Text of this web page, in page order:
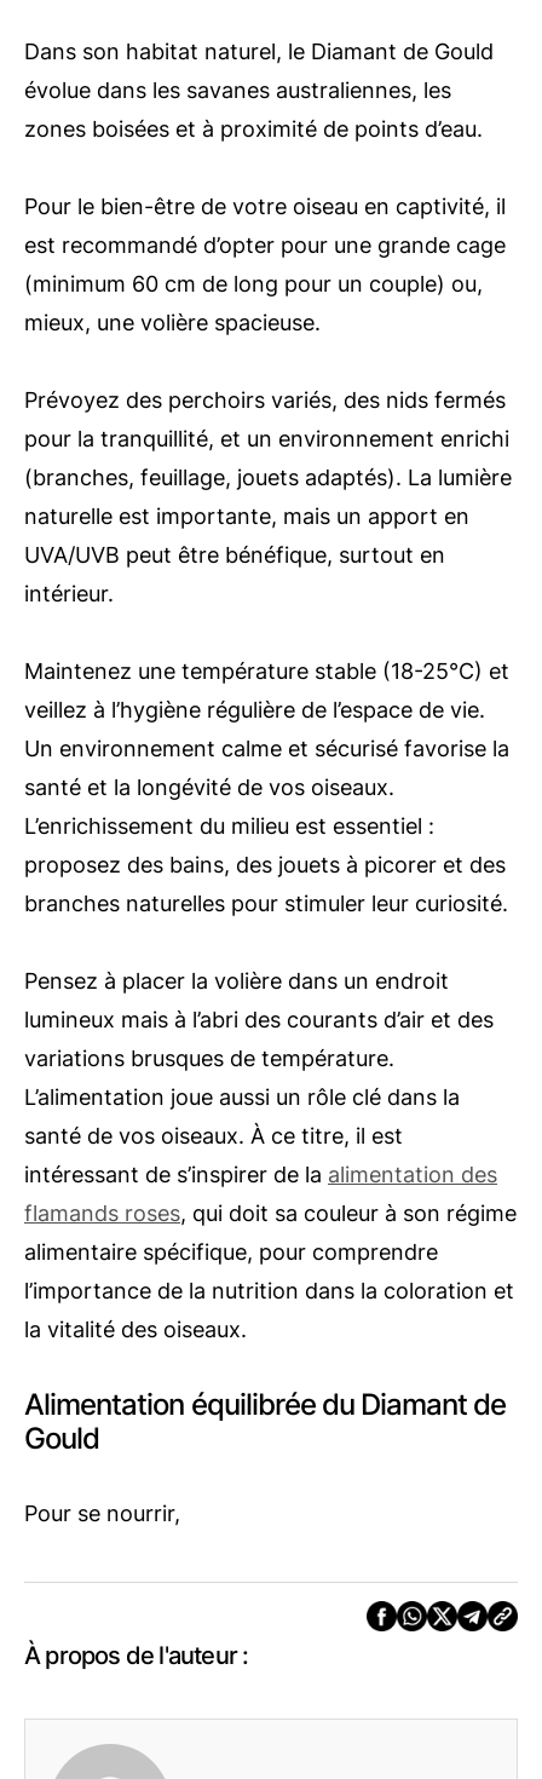
Dans son habitat naturel, le Diamant de Gould
évolue dans les savanes australiennes, les
zones boisées et à proximité de points d’eau.
Pour le bien-être de votre oiseau en captivité, il
est recommandé d’opter pour une grande cage
(minimum 60 cm de long pour un couple) ou,
mieux, une volière spacieuse.
Prévoyez des perchoirs variés, des nids fermés
pour la tranquillité, et un environnement enrichi
(branches, feuillage, jouets adaptés). La lumière
naturelle est importante, mais un apport en
UVA/UVB peut être bénéfique, surtout en
intérieur.
Maintenez une température stable (18-25°C) et
veillez à l’hygiène régulière de l’espace de vie.
Un environnement calme et sécurisé favorise la
santé et la longévité de vos oiseaux.
L’enrichissement du milieu est essentiel :
proposez des bains, des jouets à picorer et des
branches naturelles pour stimuler leur curiosité.
Pensez à placer la volière dans un endroit
lumineux mais à l’abri des courants d’air et des
variations brusques de température.
L’alimentation joue aussi un rôle clé dans la
santé de vos oiseaux. À ce titre, il est
intéressant de s’inspirer de la alimentation des
flamands roses, qui doit sa couleur à son régime
alimentaire spécifique, pour comprendre
l’importance de la nutrition dans la coloration et
la vitalité des oiseaux.
Alimentation équilibrée du Diamant de
Gould
Pour se nourrir,
À propos de l'auteur :